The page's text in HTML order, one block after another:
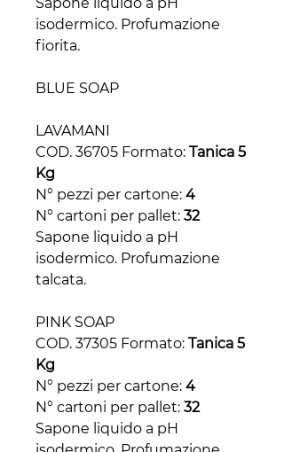
isodermico. Profumazione
fiorita.
BLUE SOAP
LAVAMANI
COD. 36705 Formato: Tanica 5
Kg
N° pezzi per cartone: 4
N° cartoni per pallet: 32
Sapone liquido a pH
isodermico. Profumazione
talcata.
PINK SOAP
COD. 37305 Formato: Tanica 5
Kg
N° pezzi per cartone: 4
N° cartoni per pallet: 32
Sapone liquido a pH